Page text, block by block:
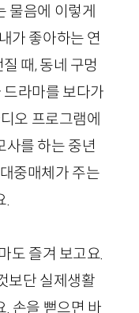
물음에 이렇게
가 좋아하는 연
때, 동네 구멍
라마를 보다가
오 프로그램에
사를 하는 중년
중매체가 주는
도 즐겨 보고요.
보단 실제생활
. 손을 뻗으면 바